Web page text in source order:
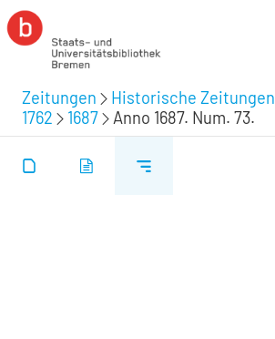
Zeitungen Historische Zeitungen
1762
1687 Anno 1687. Num. 73.